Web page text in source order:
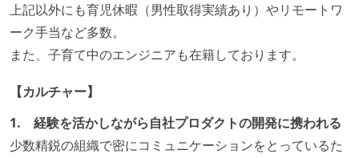
上記以外にも育児休暇（男性取得実績あり）やリモートワ
ーク手当など多数。
また、子育て中のエンジニアも在籍しております。
【カルチャー】
1. 経験を活かしながら自社プロダクトの開発に携われる
少数精鋭の組織で密にコミュニケーションをとっているた